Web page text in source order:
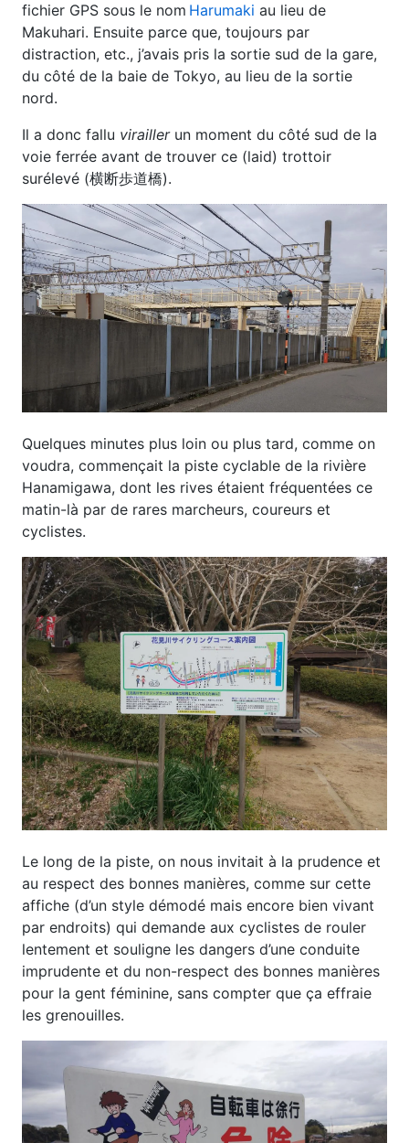
fichier GPS sous le nom Harumaki au lieu de
Makuhari. Ensuite parce que, toujours par
distraction, etc., j’avais pris la sortie sud de la gare,
du côté de la baie de Tokyo, au lieu de la sortie
nord.
Il a donc fallu viraillerun moment du côté sud de la
voie ferrée avant de trouver ce (laid) trottoir
surélevé (横断歩道橋).
Quelques minutes plus loin ou plus tard, comme on
voudra, commençait la piste cyclable de la rivière
Hanamigawa, dont les rives étaient fréquentées ce
matin-là par de rares marcheurs, coureurs et
cyclistes.
Le long de la piste, on nous invitait à la prudence et
au respect des bonnes manières, comme sur cette
affiche (d’un style démodé mais encore bien vivant
par endroits) qui demande aux cyclistes de rouler
lentement et souligne les dangers d’une conduite
imprudente et du non-respect des bonnes manières
pour la gent féminine, sans compter que ça effraie
les grenouilles.